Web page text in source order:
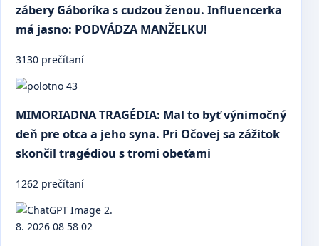
zábery Gáboríka s cudzou ženou. Influencerka
má jasno: PODVÁDZA MANŽELKU!
3130 prečítaní
MIMORIADNA TRAGÉDIA: Mal to byť výnimočný
deň pre otca a jeho syna. Pri Očovej sa zážitok
skončil tragédiou s tromi obeťami
1262 prečítaní